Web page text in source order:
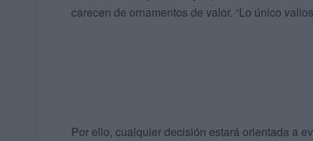
carecen de ornamentos de valor. “Lo único
Por ello, cualquier decisión estará orientada a